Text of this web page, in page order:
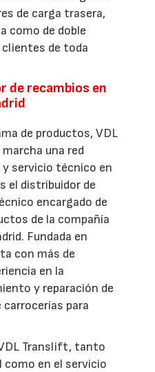
de carga trasera,
como de doble
de toda
de recambios en
de productos, VDL
una red
servicio técnico en
el distribuidor de
encargado de
de la compañía
Fundada en
con más de
en la
y reparación de
carrocerías para
Translift, tanto
en el servicio